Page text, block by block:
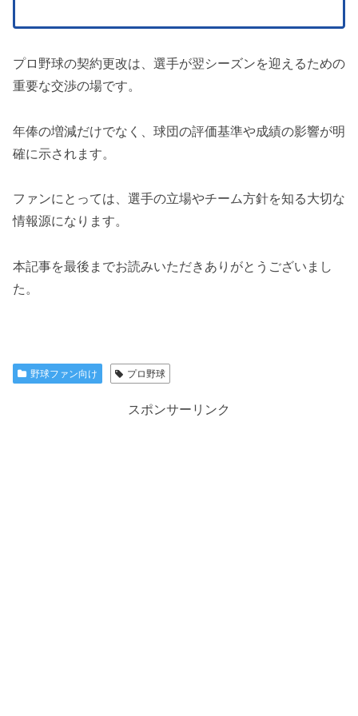
プロ野球の契約更改は、選手が翌シーズンを迎えるための
重要な交渉の場です。
年俸の増減だけでなく、球団の評価基準や成績の影響が明
確に示されます。
ファンにとっては、選手の立場やチーム方針を知る大切な
情報源になります。
本記事を最後までお読みいただきありがとうございまし
た。
野球ファン向け プロ野球
スポンサーリンク